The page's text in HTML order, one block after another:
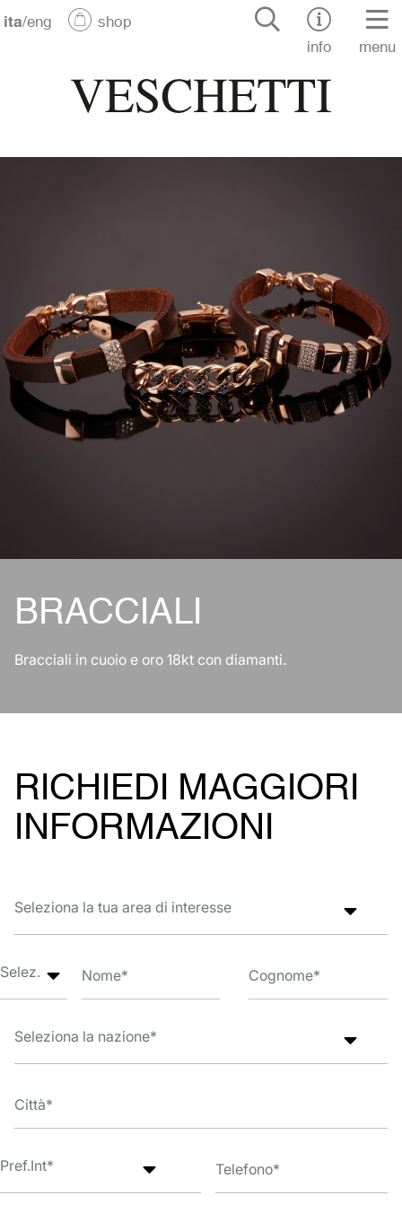
ita/eng
shop
info
menu
BRACCIALI
Bracciali in cuoio e oro 18kt con diamanti.
RICHIEDI MAGGIORI
INFORMAZIONI